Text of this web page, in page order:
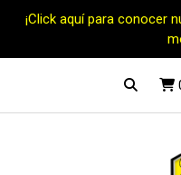
¡Click aquí para conocer